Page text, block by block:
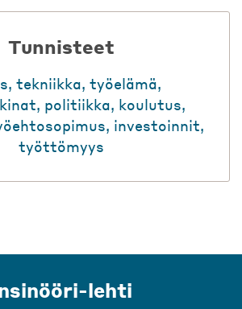
Tunnisteet
, tekniikka, työelämä,
, politiikka, koulutus,
, investoinnit,
työttömyys
lehti